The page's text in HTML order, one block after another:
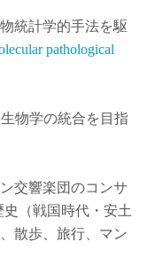
統計学的手法を駆
pathological
物学の統合を目指
交響楽団のコンサ
（戦国時代・安土
散歩、旅行、マン